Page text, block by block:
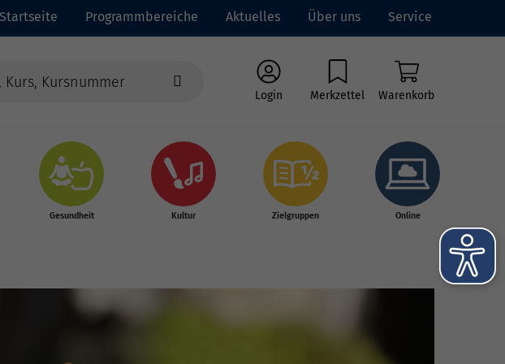
Startseite Programmbereiche Aktuelles Über uns Service
Login Merkzettel Warenkorb
Gesundheit Kultur Zielgruppen Online